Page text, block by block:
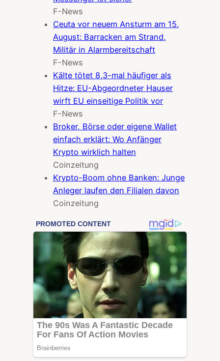
F-News
Ceuta vor neuem Ansturm am 15.
August: Barracken am Strand,
Militär in Alarmbereitschaft
F-News
Kälte tötet 8,3-mal häufiger als
Hitze: EU-Abgeordneter Hauser
wirft EU einseitige Politik vor
F-News
Broker, Börse oder eigene Wallet
einfach erklärt: Wo Anfänger
Krypto wirklich halten
Coinzeitung
Krypto-Boom ohne Banken: Junge
Anleger laufen den Filialen davon
Coinzeitung